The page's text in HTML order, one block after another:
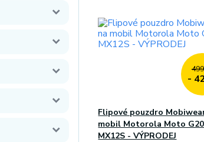
-
Flipové pouzdro
mobil Motorola Moto
MX12S - VÝPRODEJ